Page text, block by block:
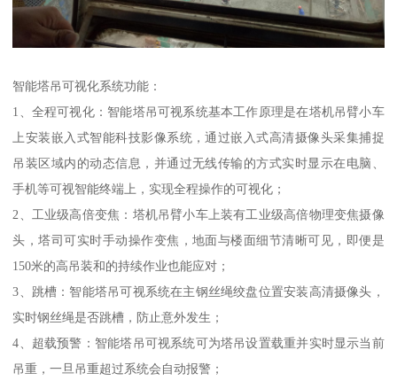
智能塔吊可视化系统功能：
1、全程可视化：智能塔吊可视系统基本工作原理是在塔机吊臂小车
上安装嵌入式智能科技影像系统，通过嵌入式高清摄像头采集捕捉
吊装区域内的动态信息，并通过无线传输的方式实时显示在电脑、
手机等可视智能终端上，实现全程操作的可视化；
2、工业级高倍变焦：塔机吊臂小车上装有工业级高倍物理变焦摄像
头，塔司可实时手动操作变焦，地面与楼面细节清晰可见，即便是
150米的高吊装和的持续作业也能应对；
3、跳槽：智能塔吊可视系统在主钢丝绳绞盘位置安装高清摄像头，
实时钢丝绳是否跳槽，防止意外发生；
4、超载预警：智能塔吊可视系统可为塔吊设置载重并实时显示当前
吊重，一旦吊重超过系统会自动报警；